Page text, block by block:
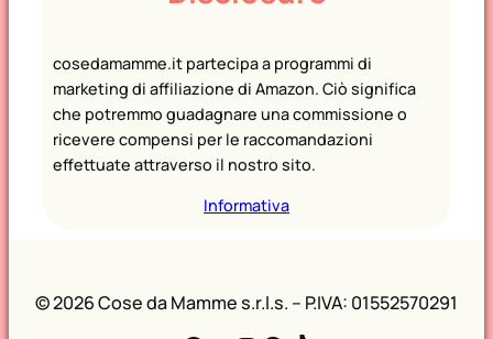
cosedamamme.it partecipa a programmi di
marketing di affiliazione di Amazon. Ciò significa
che potremmo guadagnare una commissione o
ricevere compensi per le raccomandazioni
effettuate attraverso il nostro sito.
Informativa
©2026 Cose da Mamme s.r.l.s. – P.IVA: 01552570291